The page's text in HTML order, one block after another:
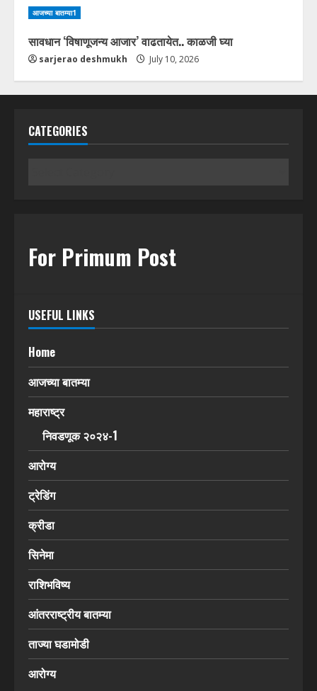
आजच्या बातम्या1
सावधान ‘विषाणूजन्य आजार’ वाढतायेत.. काळजी घ्या
sarjerao deshmukh July 10, 2026
CATEGORIES
For Primum Post
USEFUL LINKS
Home
आजच्या बातम्या
महाराष्ट्र
निवडणूक २०२४-1
आरोग्य
ट्रेडिंग
क्रीडा
सिनेमा
राशिभविष्य
आंतरराष्ट्रीय बातम्या
ताज्या घडामोडी
आरोग्य